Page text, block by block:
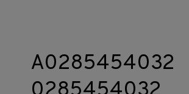
A0285454032